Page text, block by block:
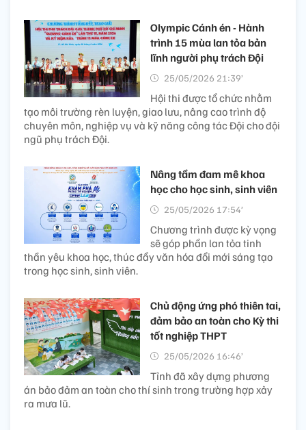
Olympic Cánh én - Hành
trình 15 mùa lan tỏa bản
lĩnh người phụ trách Đội
25/05/2026 21:39’
Hội thi được tổ chức nhằm
tạo môi trường rèn luyện, giao lưu, nâng cao trình độ
chuyên môn, nghiệp vụ và kỹ năng công tác Đội cho đội
ngũ phụ trách Đội.
Nâng tầm đam mê khoa
học cho học sinh, sinh viên
25/05/2026 17:54’
Chương trình được kỳ vọng
sẽ góp phần lan tỏa tinh
thần yêu khoa học, thúc đẩy văn hóa đổi mới sáng tạo
trong học sinh, sinh viên.
Chủ động ứng phó thiên tai,
đảm bảo an toàn cho Kỳ thi
tốt nghiệp​ THPT
25/05/2026 16:46’
Tỉnh đã xây dựng phương
án bảo đảm an toàn cho thí sinh trong trường hợp xảy
ra mưa lũ.